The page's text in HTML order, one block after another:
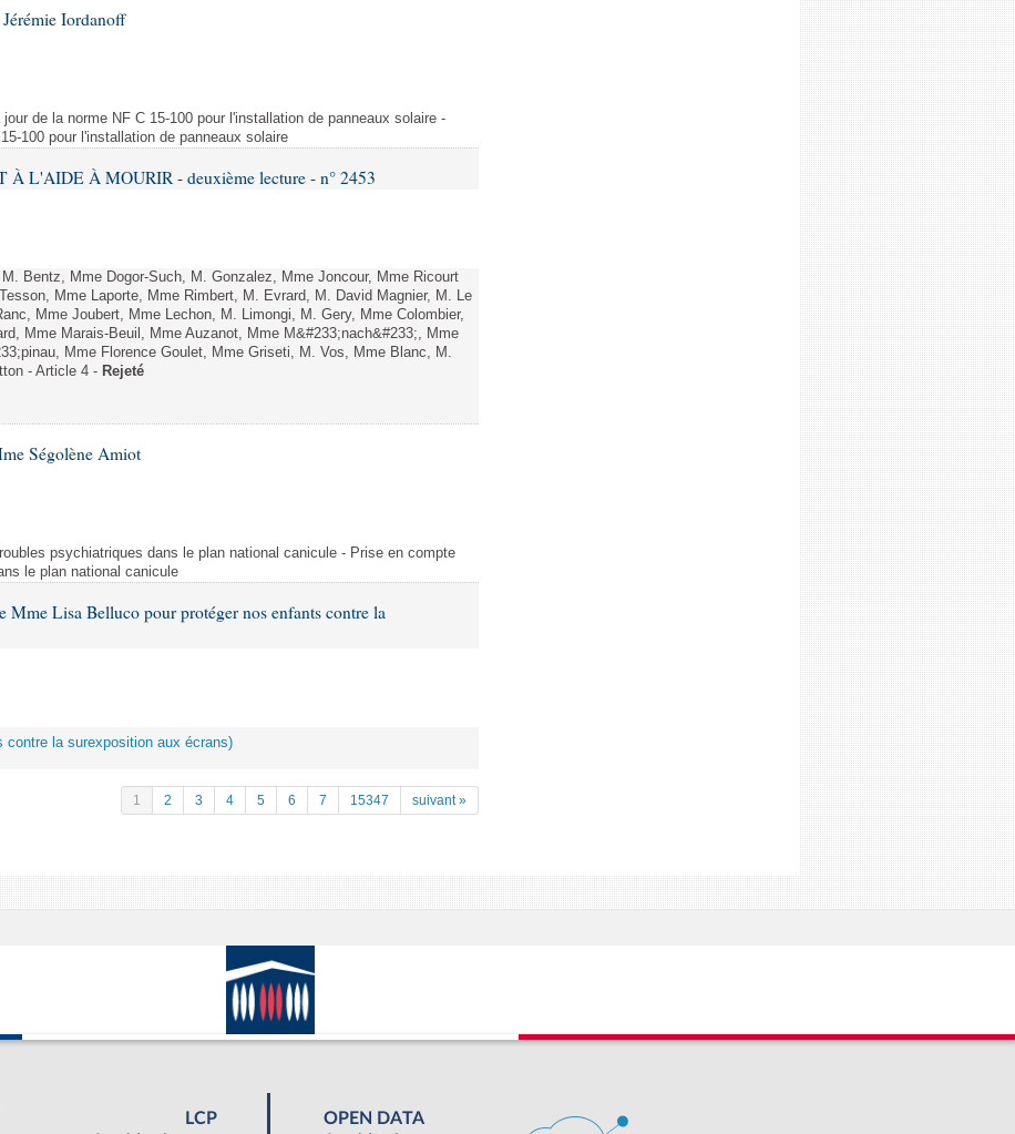
Iordanoff
de la norme NF C 15-100 pour l'installation de panneaux solaire -
100 pour l'installation de panneaux solaire
À L'AIDE À MOURIR - deuxième lecture - n° 2453
Bentz, Mme Dogor-Such, M. Gonzalez, Mme Joncour, Mme Ricourt
Mme Laporte, Mme Rimbert, M. Evrard, M. David Magnier, M. Le
Mme Joubert, Mme Lechon, M. Limongi, M. Gery, Mme Colombier,
Mme Marais-Beuil, Mme Auzanot, Mme M&#233;nach&#233;, Mme
Mme Florence Goulet, Mme Griseti, M. Vos, Mme Blanc, M.
- Article 4 - Rejeté
Ségolène Amiot
psychiatriques dans le plan national canicule - Prise en compte
le plan national canicule
Mme Lisa Belluco pour protéger nos enfants contre la
contre la surexposition aux écrans)
1 2 3 4 5 6 7 15347 suivant »
LCP
OPEN DATA